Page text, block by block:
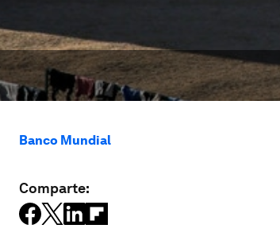
Banco Mundial
Comparte: